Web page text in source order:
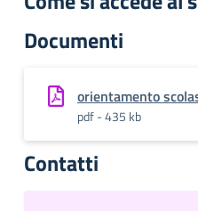
Documenti
orientamento
pdf - 435 kb
Contatti